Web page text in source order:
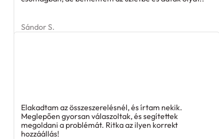
Sándor S.
Elakadtam az összeszerelésnél, és írtam nekik.
Meglepően gyorsan válaszoltak, és segítettek
megoldani a problémát. Ritka az ilyen korrekt
hozzáállás!